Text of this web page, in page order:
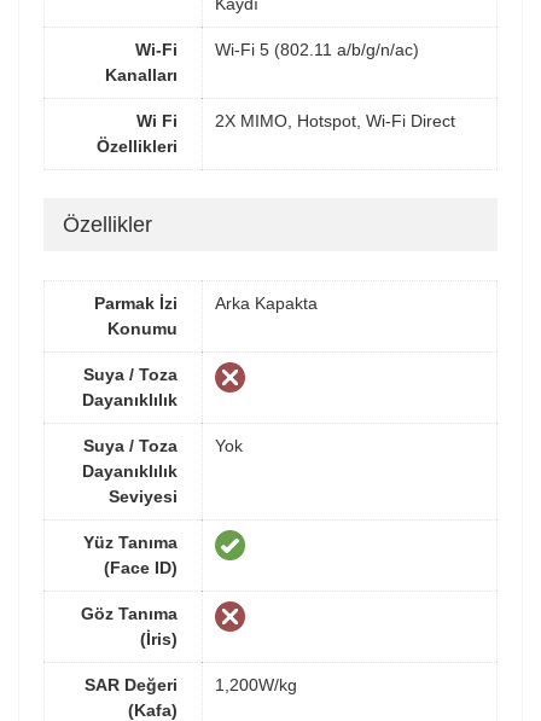
Wi-Fi
Kanalları
Wi-Fi 5 (802.11 a/b/g/n/ac)
Wi Fi
Özellikleri
2X MIMO, Hotspot, Wi-Fi Direct
Özellikler
Parmak İzi
Konumu
Arka Kapakta
Suya / Toza
Dayanıklılık
Suya / Toza
Dayanıklılık
Seviyesi
Yok
Yüz Tanıma
(Face ID)
Göz Tanıma
(İris)
SAR Değeri
(Kafa)
1,200W/kg